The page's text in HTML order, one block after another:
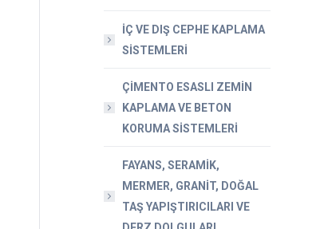
İÇ VE DIŞ CEPHE KAPLAMA
SİSTEMLERİ
ÇİMENTO ESASLI ZEMİN
KAPLAMA VE BETON
KORUMA SİSTEMLERİ
FAYANS, SERAMİK,
MERMER, GRANİT, DOĞAL
TAŞ YAPIŞTIRICILARI VE